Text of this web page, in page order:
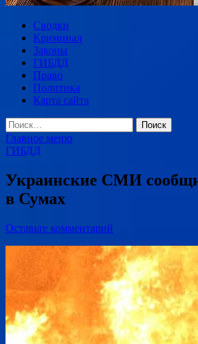
Сводки
Криминал
Законы
ГИБДД
Право
Политика
Карта сайта
Найти:
Главное меню
ГИБДД
Украинские СМИ
в Сумах
Оставьте комментарий